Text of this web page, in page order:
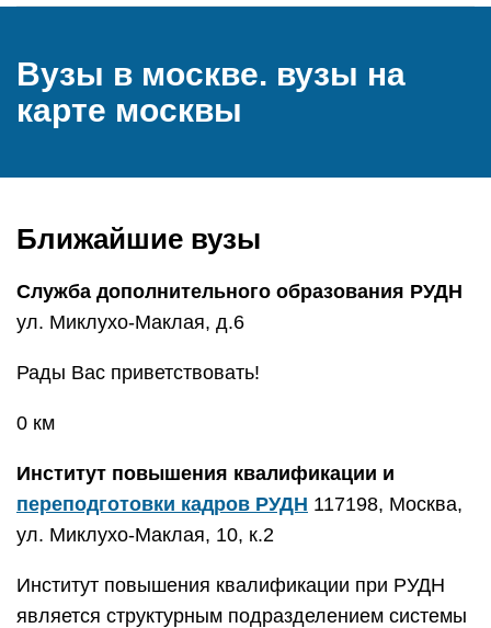
Вузы в москве. вузы на
карте москвы
Ближайшие вузы
Служба дополнительного образования РУДН
ул. Миклухо-Маклая, д.6
Рады Вас приветствовать!
0 км
Институт повышения квалификации и
переподготовки кадров РУДН 117198, Москва,
ул. Миклухо-Маклая, 10, к.2
Институт повышения квалификации при РУДН
является структурным подразделением системы